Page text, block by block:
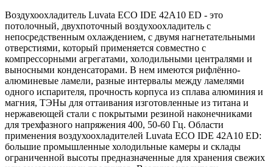
Воздухоохладитель Luvata ECO IDE 42A10 ED - это
потолочный, двухпоточный воздухоохладитель с
непосредственным охлаждением, с двумя нагнетательными
отверстиями, который применяется совместно с
компрессорными агрегатами, холодильными централями и
выносными конденсаторами. В нем имеются рифлённо-
алюминевые ламели, разные интервалы между ламелями
одного испарителя, прочность корпуса из сплава алюминия и
магния, ТЭНы для оттаивания изготовленные из титана и
нержавеющей стали с покрытыми резиной наконечниками
для трехфазного напряжения 400, 50-60 Гц. Области
применения воздухоохладителей Luvata ECO IDE 42A10 ED:
большие промышленные холодильные камеры и склады
ограниченной высоты предназначенные для хранения свежих